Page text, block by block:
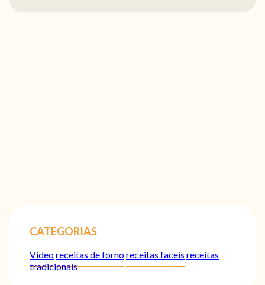
CATEGORIAS
Vídeoreceitas de fornoreceitas faceis receitas
tradicionais